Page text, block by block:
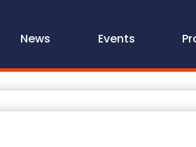
News Events